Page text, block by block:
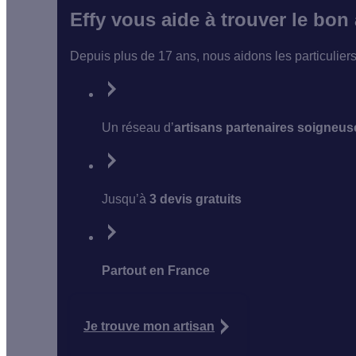
Effy vous aide à trouver le bon
Depuis plus de 17 ans, nous aidons les
Un réseau d’artisans partenaires
Jusqu’à3 devis gratuits
Partout en France
Je trouve mon artisan